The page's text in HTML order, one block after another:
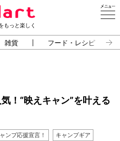
もっと楽しく
雑貨 フード・レシピ
！“映えキャン”を叶える
ンプ応援宣言！ キャンプギア